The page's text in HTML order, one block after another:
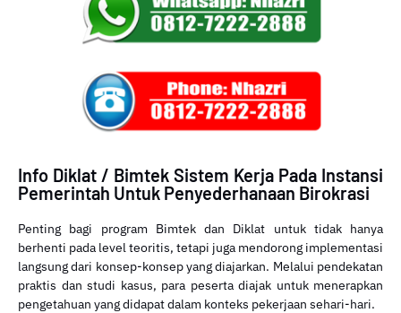
Info Diklat / Bimtek Sistem Kerja Pada Instansi
Pemerintah Untuk Penyederhanaan Birokrasi
Penting bagi program Bimtek dan Diklat untuk tidak hanya
berhenti pada level teoritis, tetapi juga mendorong implementasi
langsung dari konsep-konsep yang diajarkan. Melalui pendekatan
praktis dan studi kasus, para peserta diajak untuk menerapkan
pengetahuan yang didapat dalam konteks pekerjaan sehari-hari.